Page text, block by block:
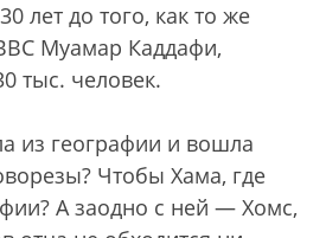
лет до того, как то же
Муамар Каддафи,
тыс. человек.
из географии и вошла
Чтобы Хама, где
А заодно с ней — Хомс,